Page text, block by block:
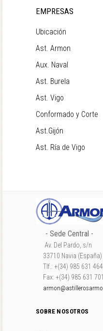
EMPRESAS
Ubicación
Ast. Armon
Aux. Naval
Ast. Burela
Ast. Vigo
Conformado y Corte
Ast.Gijón
Ast. Ría de Vigo
- Sede Central -
Av. Del Pardo, s/n
33710 Navia (España)
Tlf.: +(34) 985 631 464
Fax: +(34) 985 631 701
SOBRE NOSOTROS